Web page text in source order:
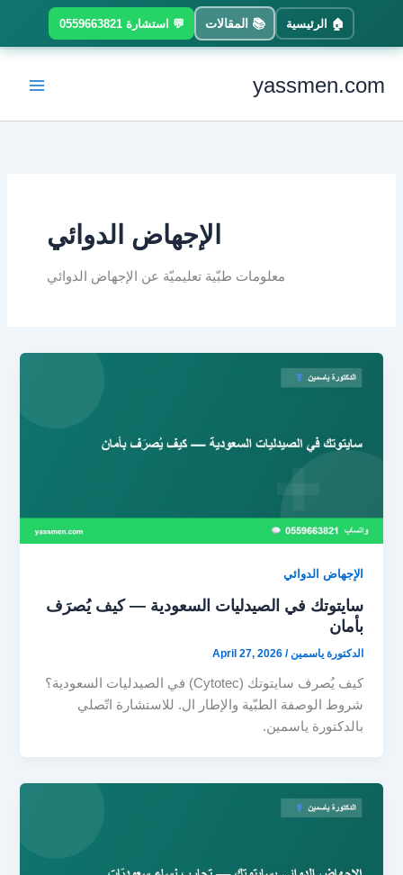
content
yassmen.com
الإجهاض الدوائي
معلومات طبّية تعليميّة عن الإجهاض الدوائي
الإجهاض الدوائي
سايتوتك في الصيدليات السعودية — كيف يُصرَف
بأمان
الدكتورة ياسمين/
April 27, 2026
كيف يُصرف سايتوتك (Cytotec) في الصيدليات السعودية؟
شروط الوصفة الطبّية والإطار ال. للاستشارة اتّصلي
بالدكتورة ياسمين.
🏠 الرئيسية 📚 المقالات 💬 استشارة 0559663821